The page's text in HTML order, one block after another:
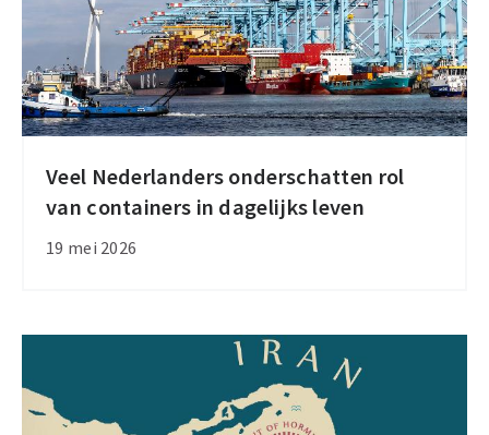
Veel Nederlanders onderschatten rol
van containers in dagelijks leven
19 mei 2026
Veel
Nederlanders
onderschatten
containers
dagelijks
leven